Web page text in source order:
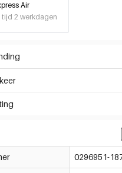
Air
tijd 2 werkdagen
0296951-